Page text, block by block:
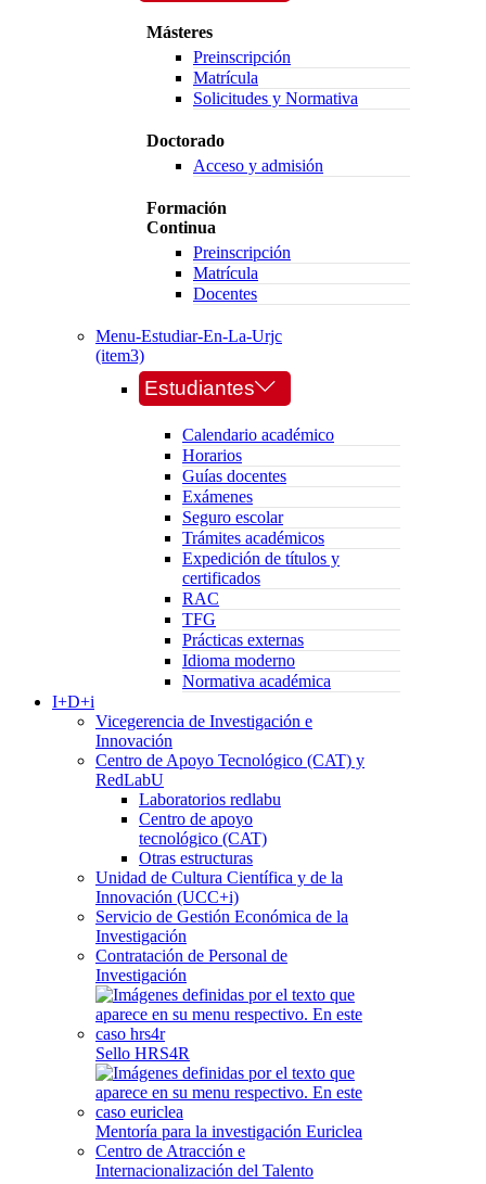
Másteres
Preinscripción
Matrícula
Solicitudes y Normativa
Doctorado
Acceso y admisión
Formación
Continua
Preinscripción
Matrícula
Docentes
Menu-Estudiar-En-La-Urjc
(item3)
Estudiantes
Calendario académico
Horarios
Guías docentes
Exámenes
Seguro escolar
Trámites académicos
Expedición de títulos y
certificados
RAC
TFG
Prácticas externas
Idioma moderno
Normativa académica
I+D+i
Vicegerencia de Investigación e
Innovación
Centro de Apoyo Tecnológico (CAT) y
RedLabU
Laboratorios redlabu
Centro de apoyo
tecnológico (CAT)
Otras estructuras
Unidad de Cultura Científica y de la
Innovación (UCC+i)
Servicio de Gestión Económica de la
Investigación
Contratación de Personal de
Investigación
Sello HRS4R
Mentoría para la investigación Euriclea
Centro de Atracción e
Internacionalización del Talento